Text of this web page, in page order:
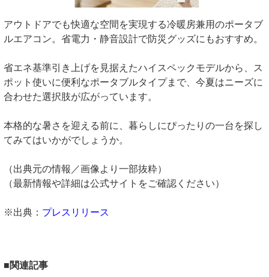
アウトドアでも快適な空間を実現する冷暖房兼用のポータブ
ルエアコン。省電力・静音設計で防災グッズにもおすすめ。
省エネ基準引き上げを見据えたハイスペックモデルから、ス
ポット使いに便利なポータブルタイプまで、今夏はニーズに
合わせた選択肢が広がっています。
本格的な暑さを迎える前に、暮らしにぴったりの一台を探し
てみてはいかがでしょうか。
（出典元の情報／画像より一部抜粋）
（最新情報や詳細は公式サイトをご確認ください）
※出典： プレスリリース
■関連記事